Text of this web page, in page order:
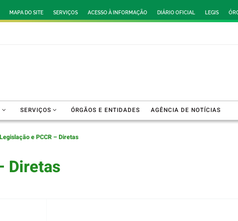
MAPA DO SITE SERVIÇOS ACESSO À INFORMAÇÃO DIÁRIO OFICIAL LEGIS
SERVIÇOS ÓRGÃOS E ENTIDADES AGÊNCIA DE NOTÍCIAS
Legislação e PCCR – Diretas
Diretas